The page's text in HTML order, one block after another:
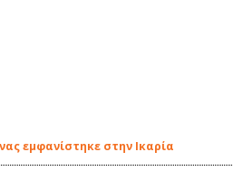
εμφανίστηκε στην Ικαρία